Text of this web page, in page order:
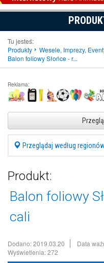
Tu jesteś:
Produkty
Wesele, Imprezy,
Balon foliowy Słońce - r...
Reklama:
Przeglądaj według
Produkt:
Balon foliowy
cali
Dodano: 2019.03.20
Data
Wyświetlenia: 272